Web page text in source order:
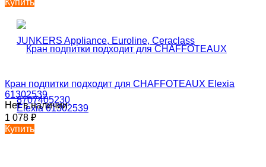
Кран подпитки подходит для CHAFFOTEAUX Elexia
61302539
Нет в наличии
1 078 ₽
Купить